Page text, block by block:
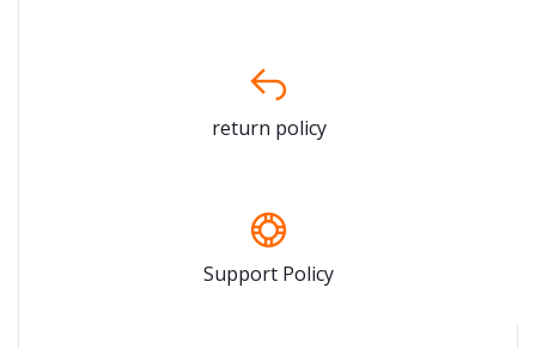
return policy
Support Policy